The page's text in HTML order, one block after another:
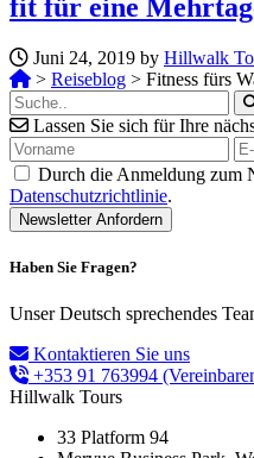
fit für eine
Juni 24, 2019 by Hillwalk
> Reiseblog > Fitness fürs
Lassen Sie sich für Ihre
Durch die Anmeldung zum
Datenschutzrichtlinie.
Haben Sie Fragen?
Unser Deutsch sprechendes
Kontaktieren Sie uns
+353 91 763994
Hillwalk Tours
33 Platform 94